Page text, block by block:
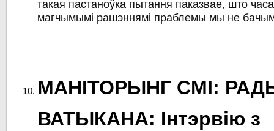
такая пастаноўка пытання паказвае, што
магчымымі рашэннямі праблемы мы не
МАНІТОРЫНГ СМІ:
ВАТЫКАНА: Інтэрвію з